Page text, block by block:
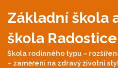
Základní škola
škola Radostice
Škola rodinného typu –
– zaměření na zdravý životní